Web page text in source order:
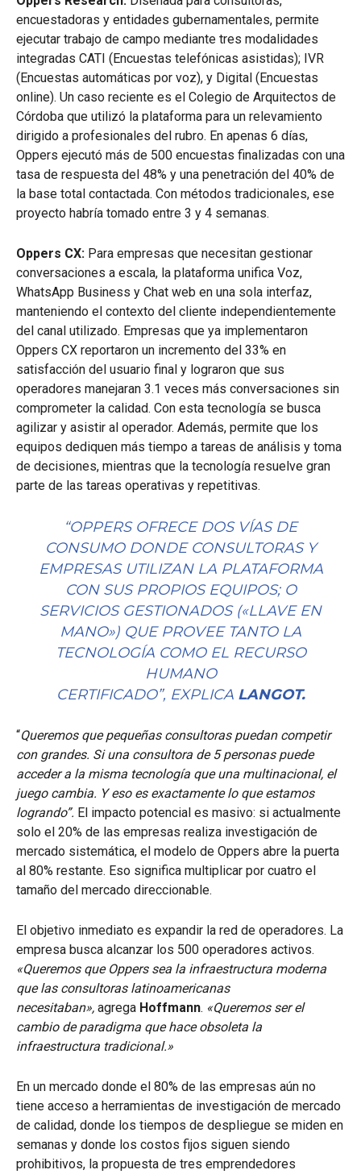
encuestadoras y entidades gubernamentales, permite
ejecutar trabajo de campo mediante tres modalidades
integradas CATI (Encuestas telefónicas asistidas); IVR
(Encuestas automáticas por voz), y Digital (Encuestas
online). Un caso reciente es el Colegio de Arquitectos de
Córdoba que utilizó la plataforma para un relevamiento
dirigido a profesionales del rubro. En apenas 6 días,
Oppers ejecutó más de 500 encuestas finalizadas con una
tasa de respuesta del 48% y una penetración del 40% de
la base total contactada. Con métodos tradicionales, ese
proyecto habría tomado entre 3 y 4 semanas.
Oppers CX: Para empresas que necesitan gestionar
conversaciones a escala, la plataforma unifica Voz,
WhatsApp Business y Chat web en una sola interfaz,
manteniendo el contexto del cliente independientemente
del canal utilizado. Empresas que ya implementaron
Oppers CX reportaron un incremento del 33% en
satisfacción del usuario final y lograron que sus
operadores manejaran 3.1 veces más conversaciones sin
comprometer la calidad. Con esta tecnología se busca
agilizar y asistir al operador. Además, permite que los
equipos dediquen más tiempo a tareas de análisis y toma
de decisiones, mientras que la tecnología resuelve gran
parte de las tareas operativas y repetitivas.
“OPPERS OFRECE DOS VÍAS DE
CONSUMO DONDE CONSULTORAS Y
EMPRESAS UTILIZAN LA PLATAFORMA
CON SUS PROPIOS EQUIPOS; O
SERVICIOS GESTIONADOS («LLAVE EN
MANO») QUE PROVEE TANTO LA
TECNOLOGÍA COMO EL RECURSO
HUMANO
CERTIFICADO”, EXPLICA LANGOT.
“Queremos que pequeñas consultoras puedan competir
con grandes. Si una consultora de 5 personas puede
acceder a la misma tecnología que una multinacional, el
juego cambia. Y eso es exactamente lo que estamos
logrando”. El impacto potencial es masivo: si actualmente
solo el 20% de las empresas realiza investigación de
mercado sistemática, el modelo de Oppers abre la puerta
al 80% restante. Eso significa multiplicar por cuatro el
tamaño del mercado direccionable.
El objetivo inmediato es expandir la red de operadores. La
empresa busca alcanzar los 500 operadores activos.
«Queremos que Oppers sea la infraestructura moderna
que las consultoras latinoamericanas
necesitaban», agrega Hoffmann. «Queremos ser el
cambio de paradigma que hace obsoleta la
infraestructura tradicional.»
En un mercado donde el 80% de las empresas aún no
tiene acceso a herramientas de investigación de mercado
de calidad, donde los tiempos de despliegue se miden en
semanas y donde los costos fijos siguen siendo
prohibitivos, la propuesta de tres emprendedores